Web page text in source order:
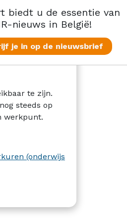
biedt u de essentie van
nieuws in België!
je in op de nieuwsbrief
te zijn.
steeds op
werkpunt.
(onderwijs